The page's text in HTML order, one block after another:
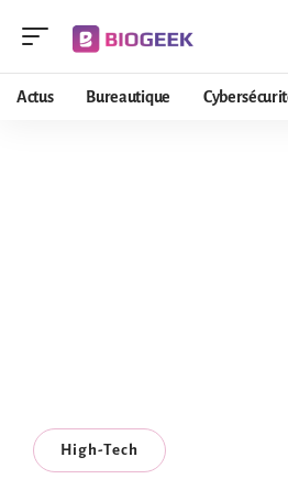
Actus Bureautique
High-Tech